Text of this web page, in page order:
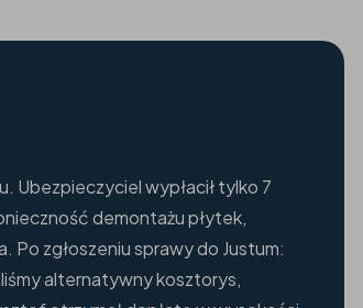
Ubezpieczyciel wypłacił tylko 7
demontażu płytek,
Po zgłoszeniu sprawy do Justum:
alternatywny kosztorys,